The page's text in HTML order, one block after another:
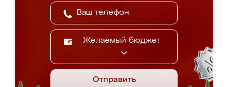
Желаемый бюджет
Отправить